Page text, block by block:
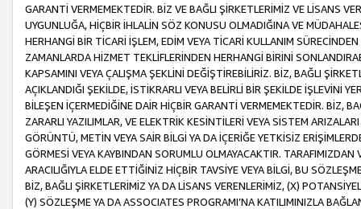
GARANTİ VERMEMEKTEDİR. BİZ VE BAĞLI ŞİRKETLERİMİZ VE LİSANS
UYGUNLUĞA, HİÇBİR İHLALİN SÖZ KONUSU OLMADIĞINA VE
HERHANGİ BİR TİCARİ İŞLEM, EDİM VEYA TİCARİ KULLANIM
ZAMANLARDA HİZMET TEKLİFLERİNDEN HERHANGİ BİRİNİ
KAPSAMINI VEYA ÇALIŞMA ŞEKLİNİ DEĞİŞTİREBİLİRİZ. BİZ, BAĞLI
AÇIKLANDIĞI ŞEKİLDE, İSTİKRARLI VEYA BELİRLİ BİR ŞEKİLDE İŞLEVİNİ
BİLEŞEN İÇERMEDİĞİNE DAİR HİÇBİR GARANTİ VERMEMEKTEDİR. BİZ,
ZARARLI YAZILIMLAR, VE ELEKTRİK KESİNTİLERİ VEYA SİSTEM
GÖRÜNTÜ, METİN VEYA SAİR BİLGİ YA DA İÇERİĞE YETKİSİZ
GÖRMESİ VEYA KAYBINDAN SORUMLU OLMAYACAKTIR.
ARACILIĞIYLA ELDE ETTİĞİNİZ HİÇBİR TAVSİYE VEYA BİLGİ, BU
BİZ, BAĞLI ŞİRKETLERİMİZ YA DA LİSANS VERENLERİMİZ, (X)
(Y) SÖZLEŞME YA DA ASSOCIATES PROGRAMI’NA KATILIMINIZLA